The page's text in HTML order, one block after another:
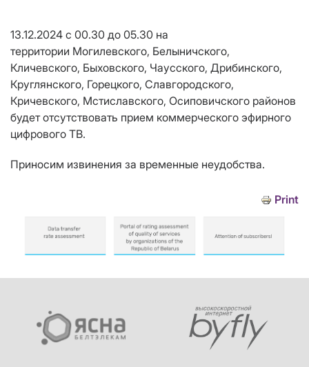
13.12.2024 с 00.30 до 05.30 на
территории Могилевского, Белыничского,
Кличевского, Быховского, Чаусского, Дрибинского,
Круглянского, Горецкого, Славгородского,
Кричевского, Мстиславского, Осиповичского районов
будет отсутствовать прием коммерческого эфирного
цифрового ТВ.
Приносим извинения за временные неудобства.
Print